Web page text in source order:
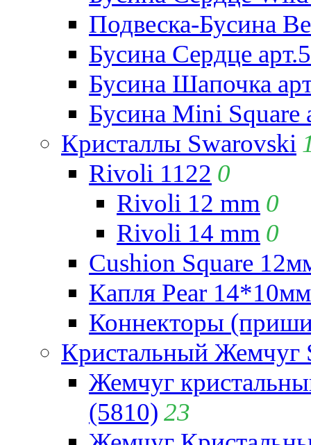
Подвеска-Бусина
Бусина Сердце
Бусина Шапочка
Бусина Mini Square
Кристаллы Swarovski
Rivoli 1122 0
Rivoli 12 mm 0
Rivoli 14 mm 0
Cushion Square
Капля Pear
Коннекторы
Кристальный Жемчуг
Жемчуг
(5810) 23